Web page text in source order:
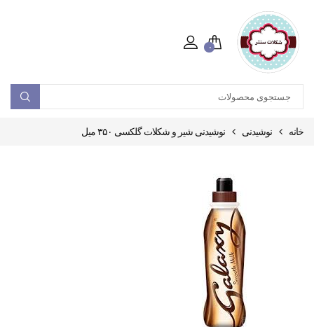
۰
خانه نوشیدنی نوشیدنی شیر و شکلات گلکسی ۳۵۰ میل